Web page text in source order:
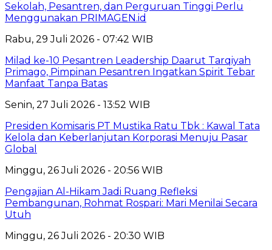
Sekolah, Pesantren, dan Perguruan Tinggi Perlu
Menggunakan PRIMAGEN.id
Rabu, 29 Juli 2026 - 07:42 WIB
Milad ke-10 Pesantren Leadership Daarut Tarqiyah
Primago, Pimpinan Pesantren Ingatkan Spirit Tebar
Manfaat Tanpa Batas
Senin, 27 Juli 2026 - 13:52 WIB
Presiden Komisaris PT Mustika Ratu Tbk : Kawal Tata
Kelola dan Keberlanjutan Korporasi Menuju Pasar
Global
Minggu, 26 Juli 2026 - 20:56 WIB
Pengajian Al-Hikam Jadi Ruang Refleksi
Pembangunan, Rohmat Rospari: Mari Menilai Secara
Utuh
Minggu, 26 Juli 2026 - 20:30 WIB